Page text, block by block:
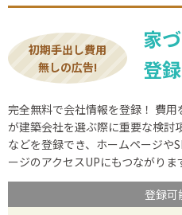
初期手出し費用
無しの広告!
家
登
完全無料で会社情報を登録！ 費
が建築会社を選ぶ際に重要な検討
などを登録でき、ホームページや
ージのアクセスUPにもつながりま
登録可